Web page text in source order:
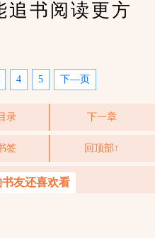
追书阅读更方
4 5 下—页
录 下一章
签 回顶部↑
友还喜欢看